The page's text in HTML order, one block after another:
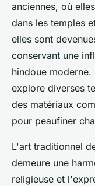
anciennes, où
dans les temples
elles sont
conservant une
hindoue
explore diverses
des matériaux
pour peaufiner
L'art traditionnel
demeure une
religieuse et